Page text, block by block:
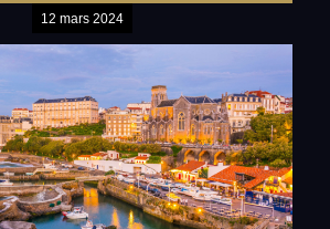
12 mars 2024